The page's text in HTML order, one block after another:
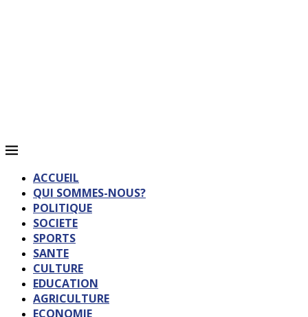
ACCUEIL
QUI SOMMES-NOUS?
POLITIQUE
SOCIETE
SPORTS
SANTE
CULTURE
EDUCATION
AGRICULTURE
ECONOMIE